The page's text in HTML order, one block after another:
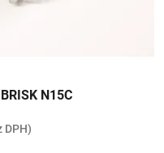
N15C
DPH)